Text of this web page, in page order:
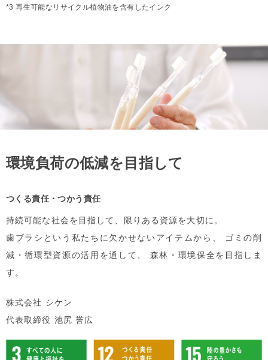
*3 再生可能なリサイクル植物油を含有したインク
環境負荷の低減を目指して
つくる責任・つかう責任
持続可能な社会を目指して、限りある資源を大切に。
歯ブラシという私たちに欠かせないアイテムから、
ゴミの削
減・循環型資源の活用を通して、
森林・環境保全を目指しま
す。
株式会社 シケン
代表取締役 池尻 誉広